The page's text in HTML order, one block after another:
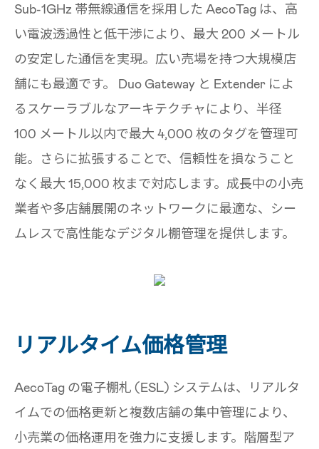
Sub-1GHz 帯無線通信を採用した AecoTag は、高
い電波透過性と低干渉により、最大 200 メートル
の安定した通信を実現。広い売場を持つ大規模店
舗にも最適です。 Duo Gateway と Extender によ
るスケーラブルなアーキテクチャにより、半径
100 メートル以内で最大 4,000 枚のタグを管理可
能。さらに拡張することで、信頼性を損なうこと
なく最大 15,000 枚まで対応します。成長中の小売
業者や多店舗展開のネットワークに最適な、シー
ムレスで高性能なデジタル棚管理を提供します。
リアルタイム価格管理
AecoTag の電子棚札 (ESL) システムは、リアルタ
イムでの価格更新と複数店舗の集中管理により、
小売業の価格運用を強力に支援します。階層型ア